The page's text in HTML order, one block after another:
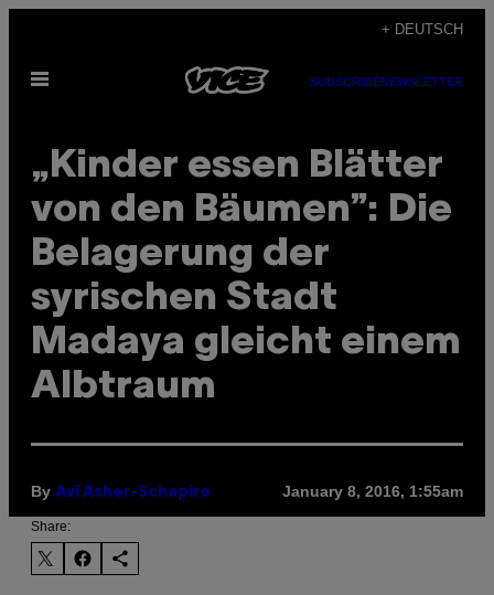
content
+ DEUTSCH
Open
SUBSCRIBENEWSLETTER
„Kinder essen Blätter
von den Bäumen”: Die
Belagerung der
syrischen Stadt
Madaya gleicht einem
Albtraum
By Avi Asher-Schapiro January 8, 2016, 1:55am
Share: